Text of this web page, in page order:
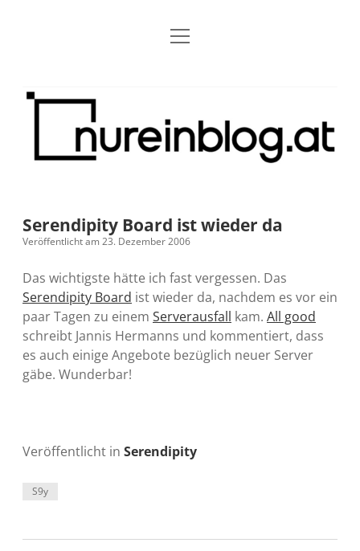
Blog
Archiv
Kontakt
Grundsätze Dropdown-
Kreativitätserklärung
Barrierefreiheit
Meine Fediverse Regeln
öffnen
barcamper.at – Die österreichische Barcamp Liste
Alleinr – Der Ruheraum im Web (externer Link)
S9y InfoCamp – Der Serendpity Podcast (externer
Link)
Impressum Dropdown-
Datenschutz
Microblog
rss email-
form
mastodon
Menü
Nur
Blog
Serendipity Board ist wieder da
Veröffentlicht am 23. Dezember 2006
Das wichtigste hätte ich fast vergessen. Das
Serendipity Board ist wieder da, nachdem es vor ein
paar Tagen zu einem Serverausfall kam. All good
schreibt Jannis Hermanns und kommentiert, dass
es auch einige Angebote bezüglich neuer Server
gäbe. Wunderbar!
Veröffentlicht in Serendipity
S9y